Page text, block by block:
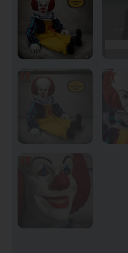
English Disney books
كتب ديزني الانجليزيه
Book Accessories ملحقات
الكتب